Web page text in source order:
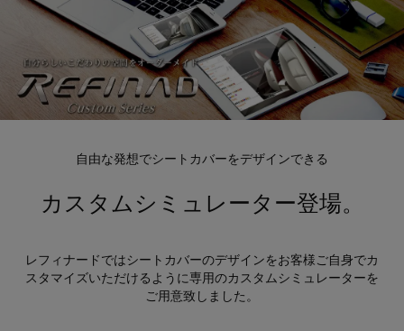
自由な発想でシートカバーをデザインできる
カスタムシミュレーター登場。
レフィナードではシートカバーのデザインをお客様ご自身でカ
スタマイズいただけるように専用のカスタムシミュレーターを
ご用意致しました。